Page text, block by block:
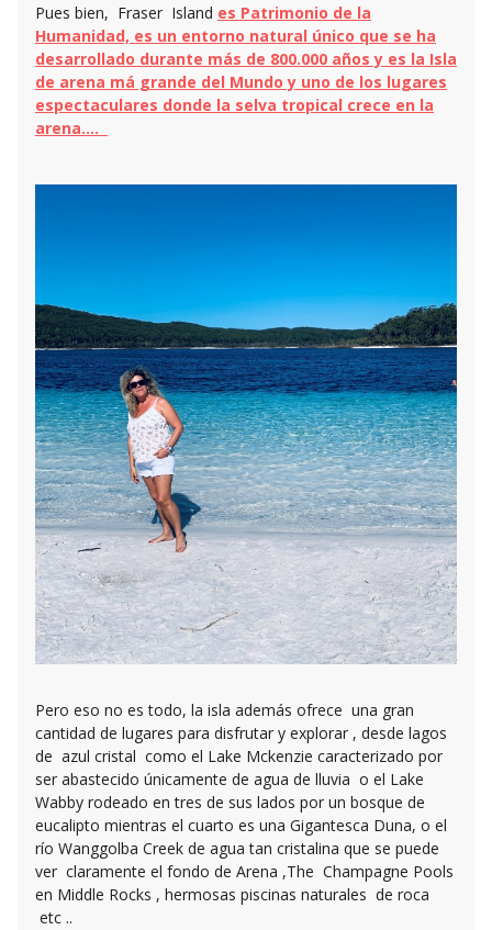
Pues bien, Fraser Island es Patrimonio de la
Humanidad, es un entorno natural único que se ha
desarrollado durante más de 800.000 años y es la Isla
de arena má grande del Mundo y uno de los lugares
espectaculares donde la selva tropical crece en la
arena….
Pero eso no es todo, la isla además ofrece una gran
cantidad de lugares para disfrutar y explorar , desde lagos
de azul cristal como el Lake Mckenzie caracterizado por
ser abastecido únicamente de agua de lluvia o el Lake
Wabby rodeado en tres de sus lados por un bosque de
eucalipto mientras el cuarto es una Gigantesca Duna, o el
río Wanggolba Creek de agua tan cristalina que se puede
ver claramente el fondo de Arena ,The Champagne Pools
en Middle Rocks , hermosas piscinas naturales de roca
etc ..